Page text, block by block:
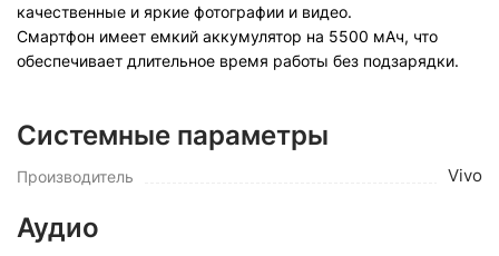
качественные и яркие фотографии и видео.
Смартфон имеет емкий аккумулятор на 5500 мАч, что
обеспечивает длительное время работы без подзарядки.
Системные параметры
Производитель Vivo
Аудио